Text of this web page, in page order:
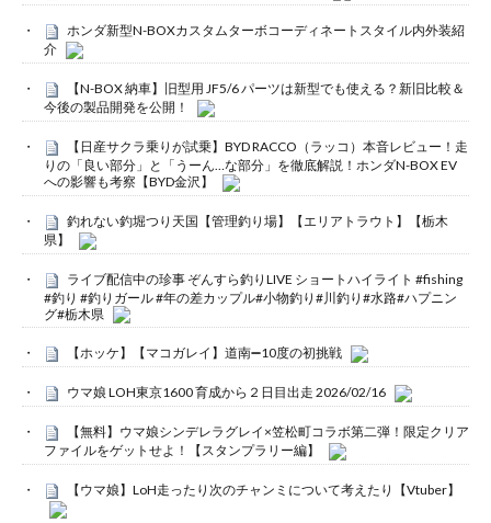
ホンダ新型N-BOXカスタムターボコーディネートスタイル内外装紹
介
【N-BOX 納車】旧型用 JF5/6 パーツは新型でも使える？新旧比較＆
今後の製品開発を公開！
【日産サクラ乗りが試乗】BYD RACCO（ラッコ）本音レビュー！走
りの「良い部分」と「うーん…な部分」を徹底解説！ホンダN-BOX EV
への影響も考察【BYD金沢】
釣れない釣堀つり天国【管理釣り場】【エリアトラウト】【栃木
県】
ライブ配信中の珍事 ぞんすら釣りLIVE ショートハイライト #fishing
#釣り #釣りガール #年の差カップル#小物釣り#川釣り#水路#ハプニン
グ#栃木県
【ホッケ】【マコガレイ】道南➖10度の初挑戦
ウマ娘 LOH東京1600 育成から２日目出走 2026/02/16
【無料】ウマ娘シンデレラグレイ×笠松町コラボ第二弾！限定クリア
ファイルをゲットせよ！【スタンプラリー編】
【ウマ娘】LoH走ったり次のチャンミについて考えたり【Vtuber】